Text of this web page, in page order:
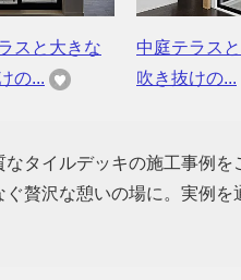
スと大きな
の...
中庭テラス
吹き抜けの...
タイルデッキの施工事例
贅沢な憩いの場に。実例